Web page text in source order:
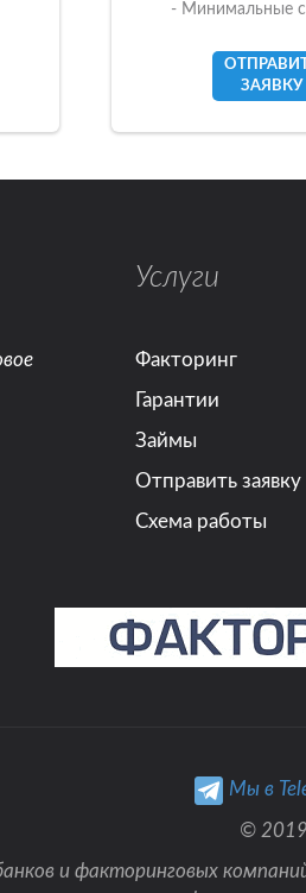
- Минимальные
ЗАЯВКУ
Услуги
Факторинг
Гарантии
Займы
Отправить заявку
Схема работы
Мы в
© 2019
и факторинговых